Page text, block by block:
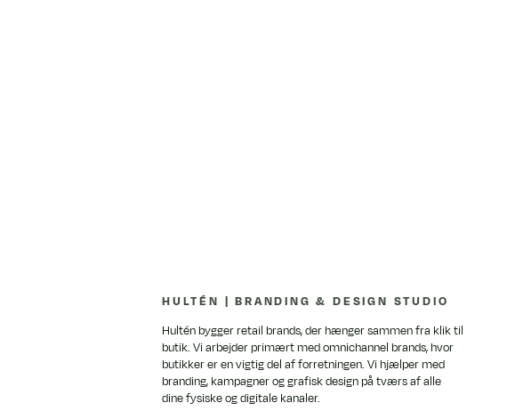
Sådan designer du en effektiv
HULTÉN | BRANDING & DESIGN STUDIO
Hultén bygger retail brands, der hænger sammen fra klik til
butik. Vi arbejder primært med omnichannel brands, hvor
butikker er en vigtig del af forretningen. Vi hjælper med
branding, kampagner og grafisk design på tværs af alle
dine fysiske og digitale kanaler.